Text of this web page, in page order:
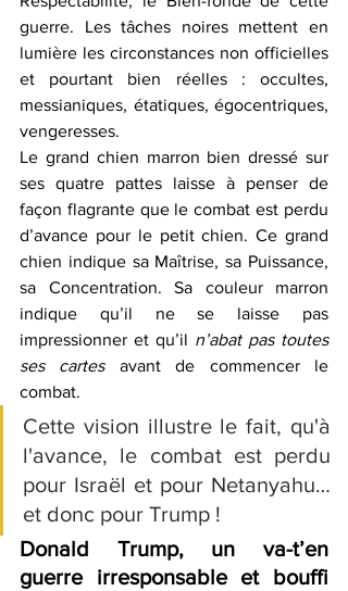
guerre. Les tâches noires mettent en
lumière les circonstances non officielles
et pourtant bien réelles : occultes,
messianiques, étatiques, égocentriques,
vengeresses.
Le grand chien marron bien dressé sur
ses quatre pattes laisse à penser de
façon flagrante que le combat est perdu
d’avance pour le petit chien. Ce grand
chien indique sa Maîtrise, sa Puissance,
sa Concentration. Sa couleur marron
indique qu’il ne se laisse pas
impressionner et qu’il n’abat pas toutes
ses cartes avant de commencer le
combat.
Cette vision illustre le fait, qu'à
l'avance, le combat est perdu
pour Israël et pour Netanyahu…
et donc pour Trump !
Donald Trump, un va-t’en
guerre irresponsable et bouffi